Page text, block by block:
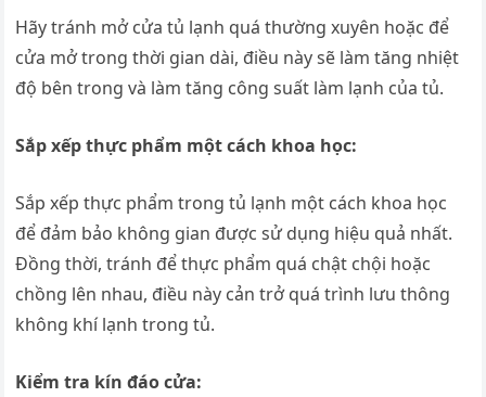
Hãy tránh mở cửa tủ lạnh quá thường xuyên hoặc để
cửa mở trong thời gian dài, điều này sẽ làm tăng nhiệt
độ bên trong và làm tăng công suất làm lạnh của tủ.
Sắp xếp thực phẩm một cách khoa học:
Sắp xếp thực phẩm trong tủ lạnh một cách khoa học
để đảm bảo không gian được sử dụng hiệu quả nhất.
Đồng thời, tránh để thực phẩm quá chật chội hoặc
chồng lên nhau, điều này cản trở quá trình lưu thông
không khí lạnh trong tủ.
Kiểm tra kín đáo cửa: